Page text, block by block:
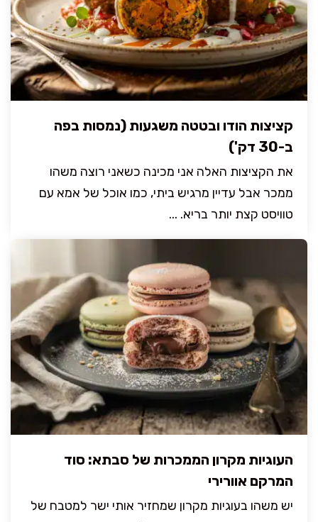
קציצות הודו ובטטה משגעות (נמסות בפה
ב-30 דק')
את הקציצות האלה אני מכינה כשאני רוצה משהו
ממכר אבל עדיין מרגיש ביתי, כמו אוכל של אמא עם
טוויסט קצת יותר בריא. ...
העוגיות מקרון הממכרות של סבתא: סוד
המרקם אוורירי
יש משהו בעוגיות מקרון שמחזיר אותי ישר למטבח של